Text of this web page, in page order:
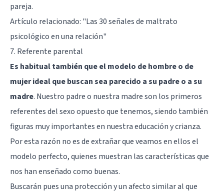
pareja.
Artículo relacionado: "Las 30 señales de maltrato
psicológico en una relación"
7. Referente parental
Es habitual también que el modelo de hombre o de
mujer ideal que buscan sea parecido a su padre o a su
madre. Nuestro padre o nuestra madre son los primeros
referentes del sexo opuesto que tenemos, siendo también
figuras muy importantes en nuestra educación y crianza.
Por esta razón no es de extrañar que veamos en ellos el
modelo perfecto, quienes muestran las características que
nos han enseñado como buenas.
Buscarán pues una protección y un afecto similar al que